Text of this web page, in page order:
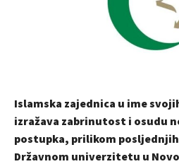
Islamska zajednica u ime
izražava zabrinutost i osudu
postupka, prilikom
Državnom univerzitetu u